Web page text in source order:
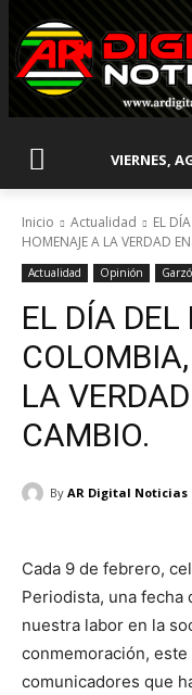
VIERNES,
Inicio Actualidad
EL
HOMENAJE A LA VERDAD
Actualidad Opinión
EL DÍA DEL
LA
CAMBIO.
By AR Digital Noticias
Cada 9 de febrero,
Periodista, una fecha
nuestra labor en la
conmemoración,
comunicadores que